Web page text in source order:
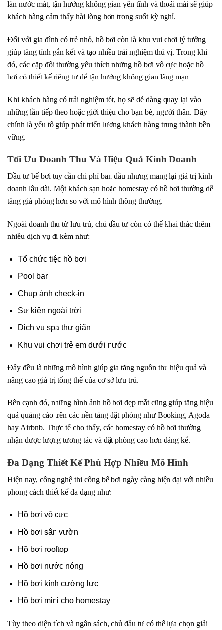
làn nước mát, tận hưởng không gian yên tĩnh và thoải mái sẽ giúp
khách hàng cảm thấy hài lòng hơn trong suốt kỳ nghỉ.
Đối với gia đình có trẻ nhỏ, hồ bơi còn là khu vui chơi lý tưởng
giúp tăng tính gắn kết và tạo nhiều trải nghiệm thú vị. Trong khi
đó, các cặp đôi thường yêu thích những hồ bơi vô cực hoặc hồ
bơi có thiết kế riêng tư để tận hưởng không gian lãng mạn.
Khi khách hàng có trải nghiệm tốt, họ sẽ dễ dàng quay lại vào
những lần tiếp theo hoặc giới thiệu cho bạn bè, người thân. Đây
chính là yếu tố giúp phát triển lượng khách hàng trung thành bền
vững.
Tối Ưu Doanh Thu Và Hiệu Quả Kinh Doanh
Đầu tư bể bơi tuy cần chi phí ban đầu nhưng mang lại giá trị kinh
doanh lâu dài. Một khách sạn hoặc homestay có hồ bơi thường dễ
tăng giá phòng hơn so với mô hình thông thường.
Ngoài doanh thu từ lưu trú, chủ đầu tư còn có thể khai thác thêm
nhiều dịch vụ đi kèm như:
Tổ chức tiệc hồ bơi
Pool bar
Chụp ảnh check-in
Sự kiện ngoài trời
Dịch vụ spa thư giãn
Khu vui chơi trẻ em dưới nước
Đây đều là những mô hình giúp gia tăng nguồn thu hiệu quả và
nâng cao giá trị tổng thể của cơ sở lưu trú.
Bên cạnh đó, những hình ảnh hồ bơi đẹp mắt cũng giúp tăng hiệu
quả quảng cáo trên các nền tảng đặt phòng như Booking, Agoda
hay Airbnb. Thực tế cho thấy, các homestay có hồ bơi thường
nhận được lượng tương tác và đặt phòng cao hơn đáng kể.
Đa Dạng Thiết Kế Phù Hợp Nhiều Mô Hình
Hiện nay, công nghệ thi công bể bơi ngày càng hiện đại với nhiều
phong cách thiết kế đa dạng như:
Hồ bơi vô cực
Hồ bơi sân vườn
Hồ bơi rooftop
Hồ bơi nước nóng
Hồ bơi kính cường lực
Hồ bơi mini cho homestay
Tùy theo diện tích và ngân sách, chủ đầu tư có thể lựa chọn giải